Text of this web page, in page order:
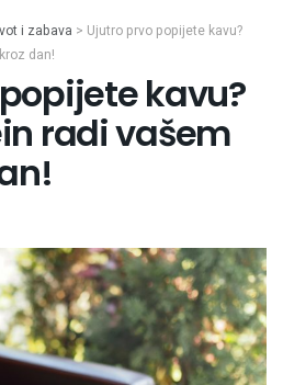
i zabava > Ujutro prvo popijete kavu?
dan!
kavu?
radi vašem